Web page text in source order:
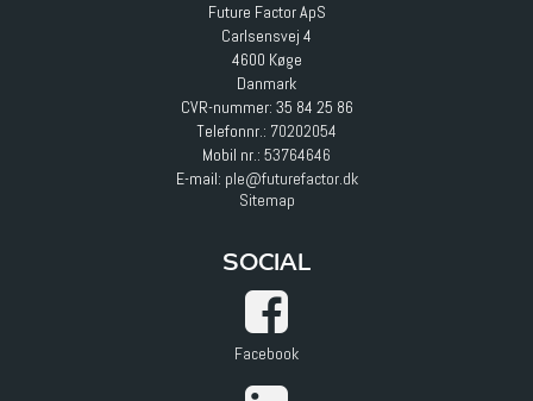
Future Factor ApS
Carlsensvej 4
4600 Køge
Danmark
CVR-nummer: 35 84 25 86
Telefonnr.: 70202054
Mobil nr.: 53764646
E-mail: ple@futurefactor.dk
Sitemap
SOCIAL
Facebook